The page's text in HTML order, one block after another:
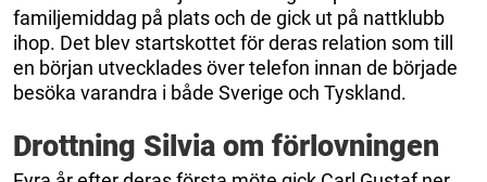
familjemiddag på plats och de gick ut på nattklubb
ihop. Det blev startskottet för deras relation som till
en början utvecklades över telefon innan de började
besöka varandra i både Sverige och Tyskland.
Drottning Silvia om förlovningen